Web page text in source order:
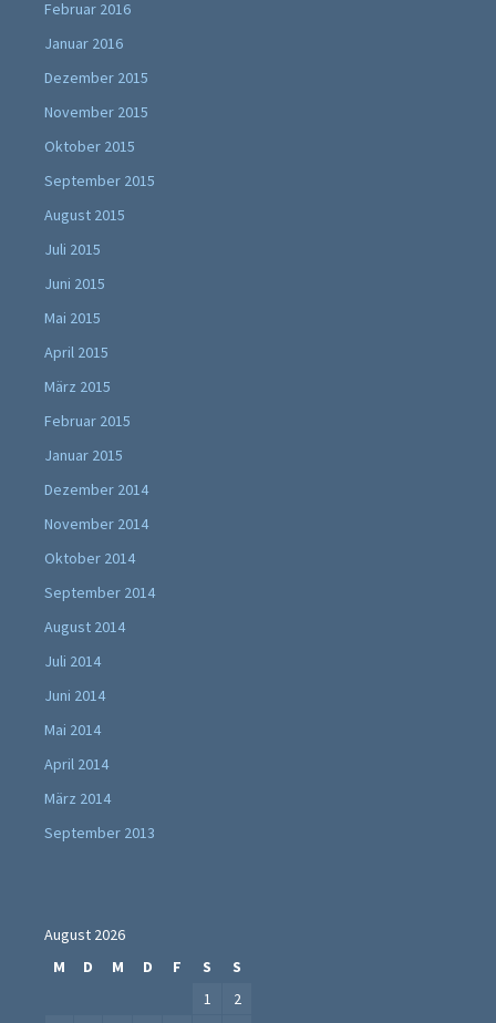
Februar 2016
Januar 2016
Dezember 2015
November 2015
Oktober 2015
September 2015
August 2015
Juli 2015
Juni 2015
Mai 2015
April 2015
März 2015
Februar 2015
Januar 2015
Dezember 2014
November 2014
Oktober 2014
September 2014
August 2014
Juli 2014
Juni 2014
Mai 2014
April 2014
März 2014
September 2013
August 2026
M
D M D F S
S
1
2